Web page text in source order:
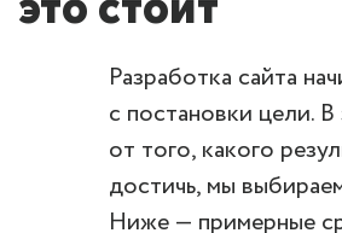
Разработка сайта
с постановки цели.
от того, какого
достичь, мы
Ниже — примерные